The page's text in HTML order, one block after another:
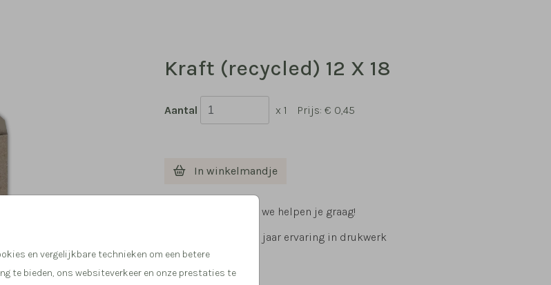
en vergelijkbare technieken om een betere
te bieden, ons websiteverkeer en onze prestaties te
Kraft (recycled) 12 X 18
Aantal x 1 Prijs:€ 0,45
In winkelmandje
Hulp nodig, we helpen je graag!
Meer dan 15 jaar ervaring in drukwerk